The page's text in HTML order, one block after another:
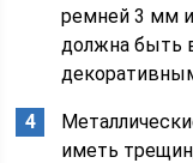
ремней 3 мм
должна быть
иметь